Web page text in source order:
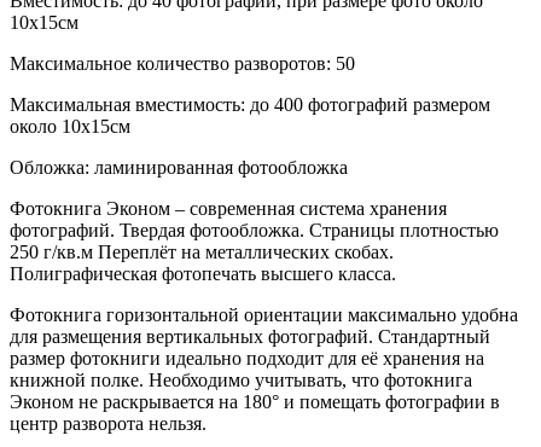
10х15см
Максимальное количество разворотов: 50
Максимальная вместимость: до 400 фотографий размером
около 10х15см
Обложка: ламинированная фотообложка
Фотокнига Эконом – современная система хранения
фотографий. Твердая фотообложка. Страницы плотностью
250 г/кв.м Переплёт на металлических скобах.
Полиграфическая фотопечать высшего класса.
Фотокнига горизонтальной ориентации максимально удобна
для размещения вертикальных фотографий. Стандартный
размер фотокниги идеально подходит для её хранения на
книжной полке. Необходимо учитывать, что фотокнига
Эконом не раскрывается на 180° и помещать фотографии в
центр разворота нельзя.